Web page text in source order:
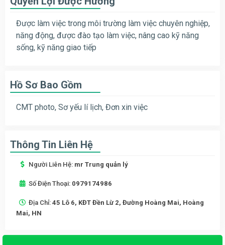
Được làm việc trong môi trường làm việc chuyên nghiệp,
năng động, được đào tạo làm việc, nâng cao kỹ năng
sống, kỹ năng giao tiếp
Hồ Sơ Bao Gồm
CMT photo, Sơ yếu lí lịch, Đơn xin việc
Thông Tin Liên Hệ
Người Liên Hệ: mr Trung quản lý
Số Điện Thoại: 0979174986
Địa Chỉ: 45 Lô 6, KĐT Đền Lừ 2, Đường Hoàng Mai, Hoàng
Mai, HN